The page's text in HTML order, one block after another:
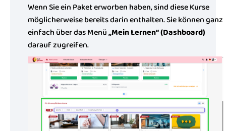
Wenn Sie ein Paket erworben haben, sind diese Kurse
möglicherweise bereits darin enthalten. Sie können ganz
einfach über das Menü„Mein Lernen“ (Dashboard)
darauf zugreifen.